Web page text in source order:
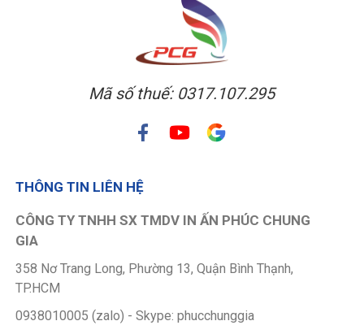
Mã số thuế: 0317.107.295
THÔNG TIN LIÊN HỆ
CÔNG TY TNHH SX TMDV IN ẤN PHÚC CHUNG
GIA
358 Nơ Trang Long, Phường 13, Quận Bình Thạnh,
TP.HCM
0938010005 (zalo) - Skype: phucchunggia